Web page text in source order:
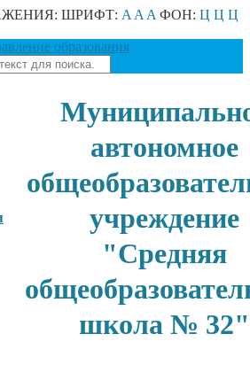
ШРИФТ: A A A ФОН: Ц Ц Ц
образования
автономное
учреждение
"Средняя
школа № 32"